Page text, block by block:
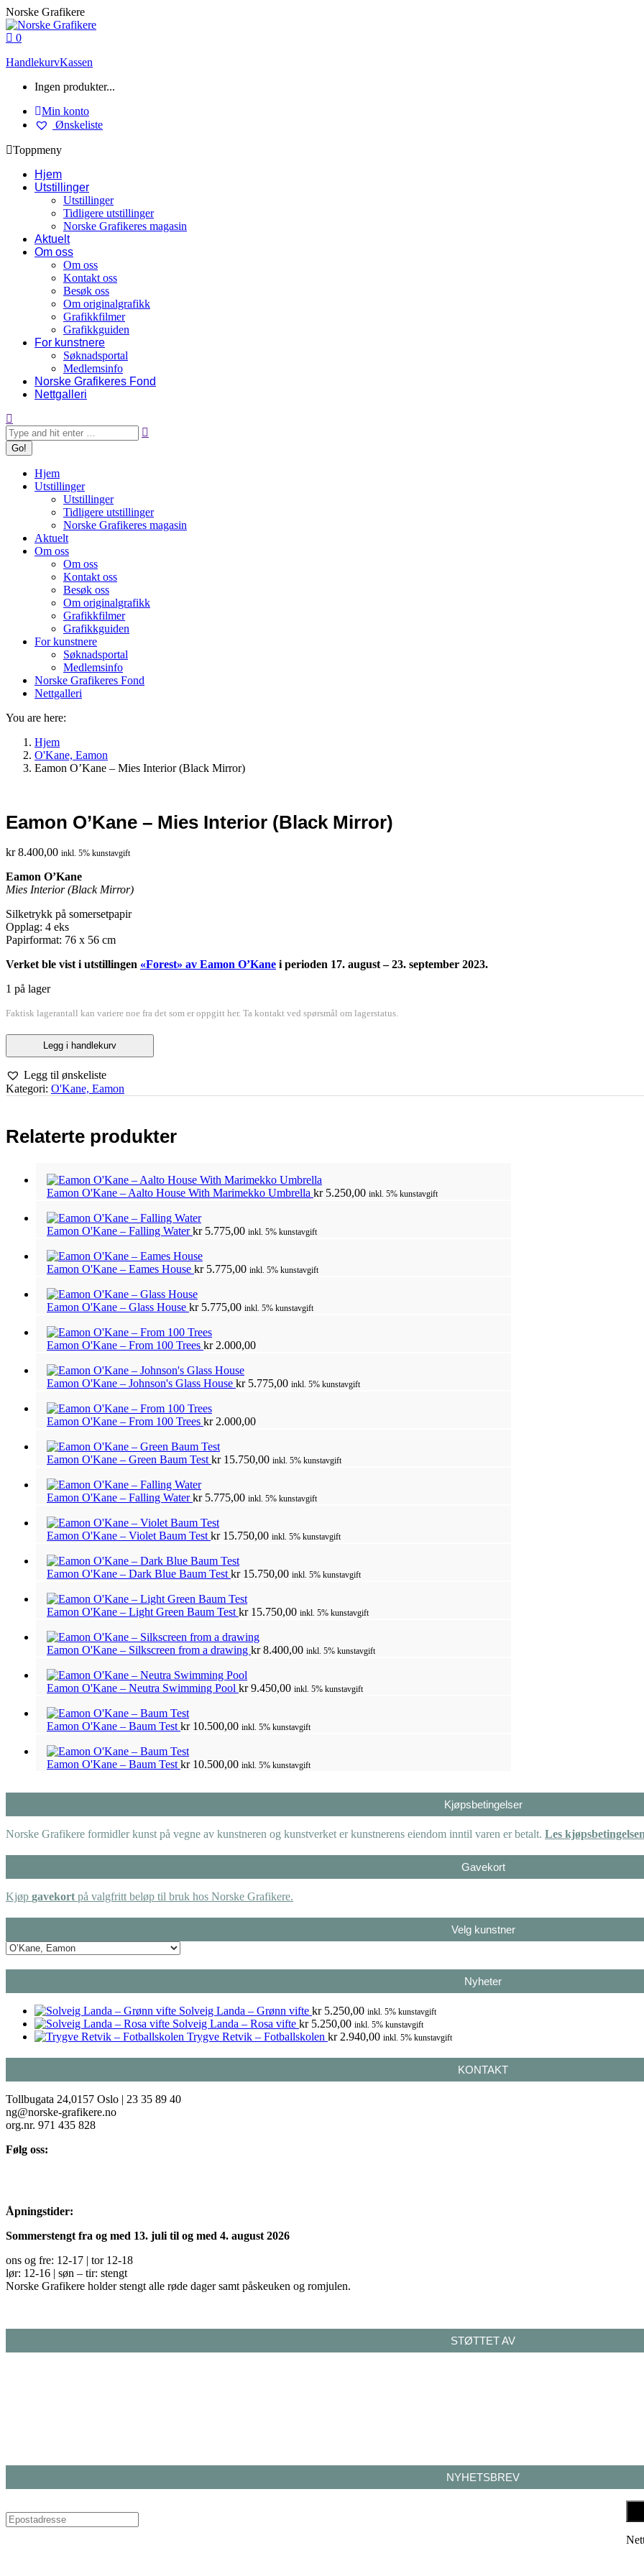
Skip
to
content
Norske Grafikere
0
HandlekurvKassen
Ingen produkter...
Min konto
Ønskeliste
Toppmeny
Hjem
Utstillinger
Utstillinger
Tidligere utstillinger
Norske Grafikeres magasin
Aktuelt
Om oss
Om oss
Kontakt oss
Besøk oss
Om originalgrafikk
Grafikkfilmer
Grafikkguiden
For kunstnere
Søknadsportal
Medlemsinfo
Norske Grafikeres Fond
Nettgalleri
Search:
Hjem
Utstillinger
Utstillinger
Tidligere utstillinger
Norske Grafikeres magasin
Aktuelt
Om oss
Om oss
Kontakt oss
Besøk oss
Om originalgrafikk
Grafikkfilmer
Grafikkguiden
For kunstnere
Søknadsportal
Medlemsinfo
Norske Grafikeres Fond
Nettgalleri
You are here:
Hjem
O'Kane, Eamon
Eamon O’Kane – Mies Interior (Black Mirror)
Eamon O’Kane – Mies Interior (Black Mirror)
kr8.400,00 inkl. 5% kunstavgift
Eamon O’Kane
Mies Interior (Black Mirror)
Silketrykk på somersetpapir
Opplag: 4 eks
Papirformat: 76 x 56 cm
Verket ble vist i utstillingen «Forest» av Eamon O’Kane i perioden 17. august – 23. september 2023.
1 på lager
Faktisk lagerantall kan variere noe fra det som er oppgitt her. Ta kontakt ved spørsmål om lagerstatus.
Eamon
O'Kane
Mies
Interior
antall
Legg i handlekurv
Legg til ønskeliste
Kategori: O'Kane, Eamon
Relaterte produkter
Eamon O'Kane – Aalto House With Marimekko Umbrella kr5.250,00 inkl. 5% kunstavgift
Eamon O'Kane – Falling Waterkr5.775,00 inkl. 5% kunstavgift
Eamon O'Kane – Eames House kr5.775,00 inkl. 5% kunstavgift
Eamon O'Kane – Glass House kr5.775,00 inkl. 5% kunstavgift
Eamon O'Kane – From 100 Trees kr2.000,00
Eamon O'Kane – Johnson's Glass House kr5.775,00 inkl. 5% kunstavgift
Eamon O'Kane – From 100 Trees kr2.000,00
Eamon O'Kane – Green Baum Test kr15.750,00 inkl. 5% kunstavgift
Eamon O'Kane – Falling Waterkr5.775,00 inkl. 5% kunstavgift
Eamon O'Kane – Violet Baum Test kr15.750,00 inkl. 5% kunstavgift
Eamon O'Kane – Dark Blue Baum Test kr15.750,00 inkl. 5% kunstavgift
Eamon O'Kane – Light Green Baum Test kr15.750,00 inkl. 5% kunstavgift
Eamon O'Kane – Silkscreen from a drawing kr8.400,00 inkl. 5% kunstavgift
Eamon O'Kane – Neutra Swimming Pool kr9.450,00 inkl. 5% kunstavgift
Eamon O'Kane – Baum Test kr10.500,00 inkl. 5% kunstavgift
Eamon O'Kane – Baum Test kr10.500,00 inkl. 5% kunstavgift
Kjøpsbetingelser
Norske Grafikere formidler kunst på vegne av kunstneren og kunstverket er kunstnerens eiendom inntil varen er betalt. Les
Gavekort
Kjøp gavekort på valgfritt beløp til bruk hos Norske Grafikere.
Velg kunstner
Nyheter
Solveig Landa – Grønn vifte kr5.250,00 inkl. 5% kunstavgift
Solveig Landa – Rosa vifte kr5.250,00 inkl. 5% kunstavgift
Trygve Retvik – Fotballskolen kr2.940,00 inkl. 5% kunstavgift
KONTAKT
Tollbugata 24,0157 Oslo | 23 35 89 40
ng@norske-grafikere.no
org.nr. 971 435 828
Følg oss:
Åpningstider:
Sommerstengt fra og med 13. juli til og med 4. august 2026
ons og fre: 12-17 | tor 12-18
lør: 12-16 | søn – tir: stengt
Norske Grafikere holder stengt alle røde dager samt påskeuken og romjulen.
STØTTET AV
NYHETSBREV